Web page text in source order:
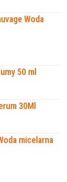
Woda
50 ml
30Ml
micelarna